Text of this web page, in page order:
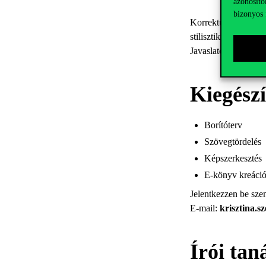
bizonyos
Korrektúrát,
stilisztikai revíziót
Javaslatot teszünk
Borítóterv
Szövegtördelés
Képszerkesztés
E-könyv
Jelentkezzen be
E-mail:
Írói